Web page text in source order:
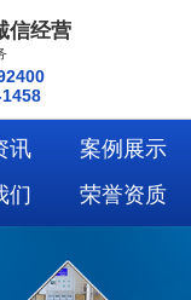
信经营
讯
案例展示
们 荣誉资质